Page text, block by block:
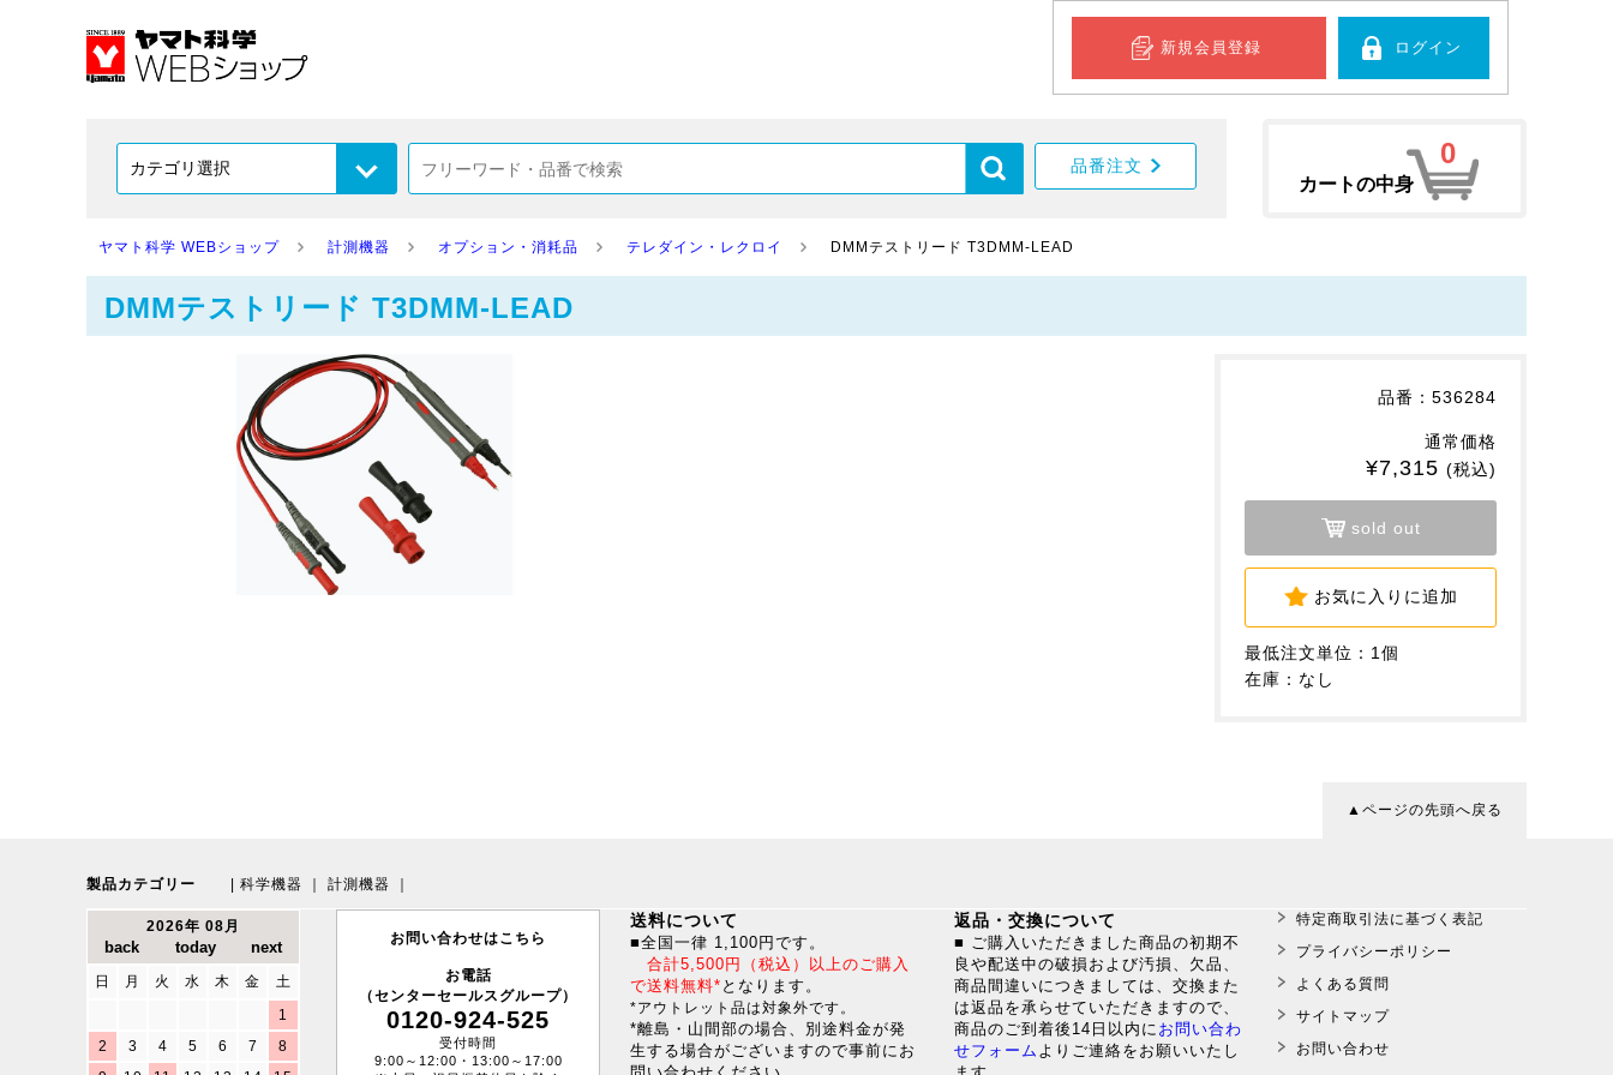
新規会員登録 ログイン
品番注文
カートの中身
0
ヤマト科学 WEBショップ 計測機器 オプション・消耗品 テレダイン・レクロイ DMMテストリード T3DMM-LEAD
DMMテストリード T3DMM-LEAD
品番：536284
通常価格
¥7,315 (税込)
sold out
お気に入りに追加
最低注文単位：1個
在庫：なし
▲ページの先頭へ戻る
製品カテゴリー 科学機器 計測機器
2026年 08月
日 月 火 水 木 金
土
1
2
3 4 5 6 7
8
お問い合わせはこちら
お電話
（センターセールスグループ）
0120-924-525
受付時間
9:00～12:00・13:00～17:00
送料について
■全国一律 1,100円です。
合計5,500円（税込）以上のご購入
で送料無料* となります。
*アウトレット品は対象外です。
*離島・山間部の場合、別途料金が発
生する場合がございますので事前にお
返品・交換について
■ ご購入いただきました商品の初期不
良や配送中の破損および汚損、欠品、
商品間違いにつきましては、交換また
は返品を承らせていただきますので、
商品のご到着後14日以内に お問い合わ
せフォーム よりご連絡をお願いいたし
特定商取引法に基づく表記
プライバシーポリシー
よくある質問
サイトマップ
お問い合わせ